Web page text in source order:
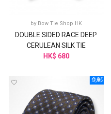
by Bow Tie Shop HK
DOUBLE SIDED RACE DEEP
CERULEAN SILK TIE
HK$ 680
免郵